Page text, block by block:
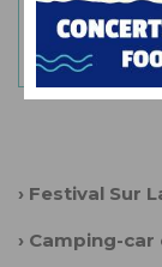
› Festival Sur
› Camping-car